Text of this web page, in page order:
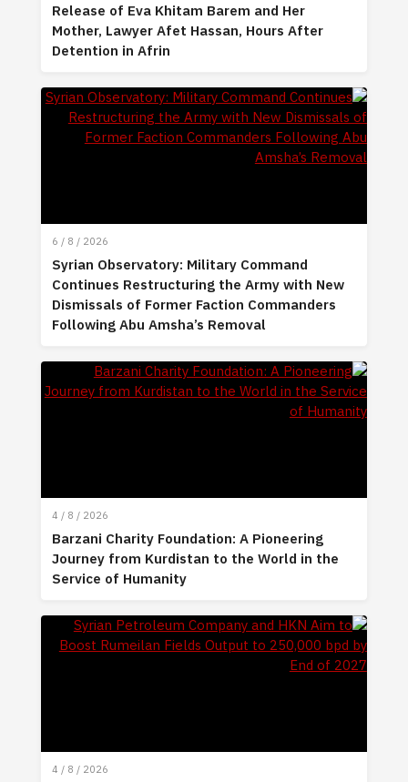
Release of Eva Khitam Barem and Her
Mother, Lawyer Afet Hassan, Hours After
Detention in Afrin
6 / 8 / 2026
Syrian Observatory: Military Command
Continues Restructuring the Army with New
Dismissals of Former Faction Commanders
Following Abu Amsha’s Removal
4 / 8 / 2026
Barzani Charity Foundation: A Pioneering
Journey from Kurdistan to the World in the
Service of Humanity
4 / 8 / 2026